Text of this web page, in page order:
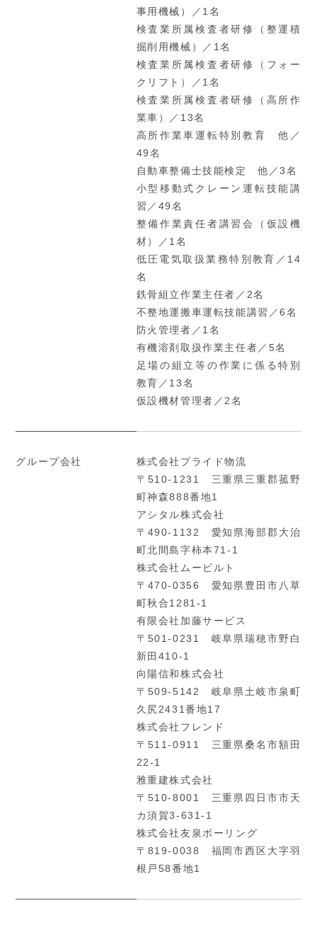
事用機械）／1名
検査業所属検査者研修（整運積
掘削用機械）／1名
検査業所属検査者研修（フォー
クリフト）／1名
検査業所属検査者研修（高所作
業車）／13名
高所作業車運転特別教育 他／
49名
自動車整備士技能検定 他／3名
小型移動式クレーン運転技能講
習／49名
整備作業責任者講習会（仮設機
材）／1名
低圧電気取扱業務特別教育／14
名
鉄骨組立作業主任者／2名
不整地運搬車運転技能講習／6名
防火管理者／1名
有機溶剤取扱作業主任者／5名
足場の組立等の作業に係る特別
教育／13名
仮設機材管理者／2名
グループ会社
株式会社プライド物流
〒510-1231 三重県三重郡菰野
町神森888番地1
アシタル株式会社
〒490-1132 愛知県海部郡大治
町北間島字柿本71-1
株式会社ムービルト
〒470-0356 愛知県豊田市八草
町秋合1281-1
有限会社加藤サービス
〒501-0231 岐阜県瑞穂市野白
新田410-1
向陽信和株式会社
〒509-5142 岐阜県土岐市泉町
久尻2431番地17
株式会社フレンド
〒511-0911 三重県桑名市額田
22-1
雅重建株式会社
〒510-8001 三重県四日市市天
カ須賀3-631-1
株式会社友泉ボーリング
〒819-0038 福岡市西区大字羽
根戸58番地1